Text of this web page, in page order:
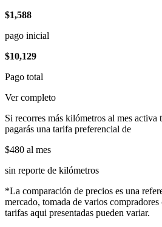
$1,588
pago inicial
$10,129
Pago total
Ver completo
Si recorres más kilómetros al mes activa
pagarás una tarifa preferencial de
$480 al mes
sin reporte de kilómetros
*La comparación de precios es una
mercado, tomada de varios
tarifas aqui presentadas pueden variar.